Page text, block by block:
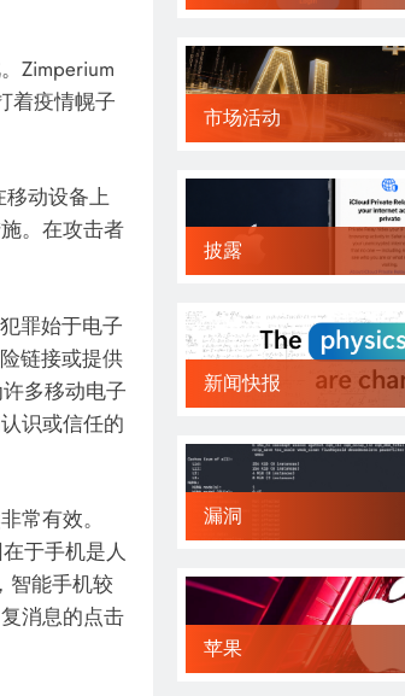
Zimperium
着疫情幌子
移动设备上
。在攻击者
罪始于电子
链接或提供
多移动电子
识或信任的
常有效。
于手机是人
智能手机较
消息的点击
市场活动
披露
新闻快报
漏洞
苹果